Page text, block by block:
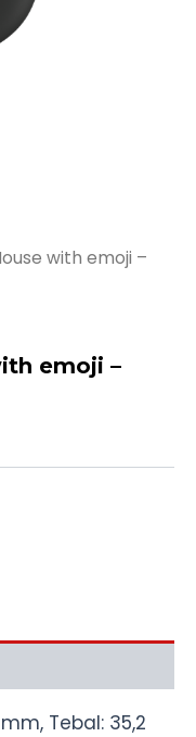
with emoji –
emoji –
Tebal: 35,2